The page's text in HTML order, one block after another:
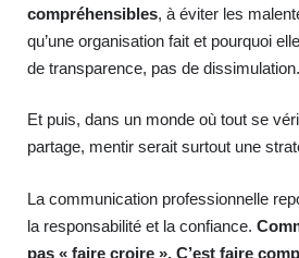
compréhensibles, à éviter les
qu’une organisation fait et pourquoi
de transparence, pas de dissimulation.
Et puis, dans un monde où tout se
partage, mentir serait surtout une
La communication professionnelle
la responsabilité et la confiance.
pas « faire croire ». C’est faire